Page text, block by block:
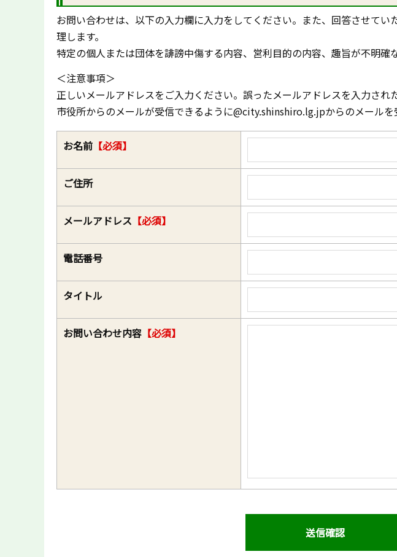
お問い合わせは、以下の入力欄に入力をしてください。また、回答させて
理します。
特定の個人または団体を誹謗中傷する内容、営利目的の内容、趣旨が不明確
＜注意事項＞
正しいメールアドレスをご入力ください。誤ったメールアドレスを入力され
市役所からのメールが受信できるように@city.shinshiro.lg.jpからのメールを
お名前 【必須】
ご住所
メールアドレス 【必須】
電話番号
タイトル
お問い合わせ内容 【必須】